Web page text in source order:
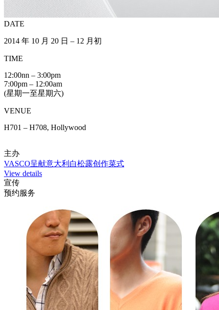
DATE
2014 年 10 月 20 日 – 12 月初
TIME
12:00nn – 3:00pm
7:00pm – 12:00am
(星期一至星期六)
VENUE
H701 – H708, Hollywood
主办
VASCO呈献意大利白松露创作菜式
View details
宣传
预约服务